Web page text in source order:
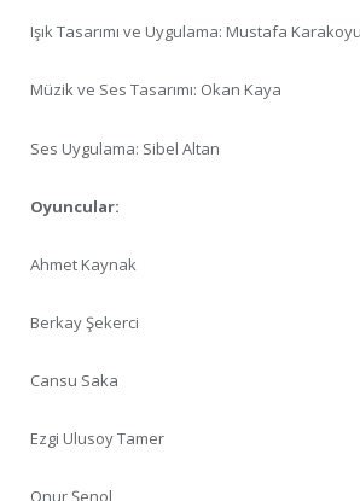
Işık Tasarımı ve Uygulama: Mustafa
Müzik ve Ses Tasarımı: Okan Kaya
Ses Uygulama: Sibel Altan
Oyuncular:
Ahmet Kaynak
Berkay Şekerci
Cansu Saka
Ezgi Ulusoy Tamer